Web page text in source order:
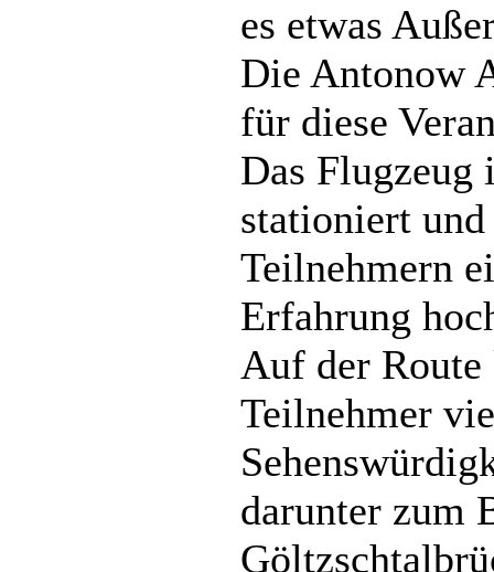
es etwas
Die Antonow
für diese
Das Flugzeug
stationiert
Teilnehmern
Erfahrung
Auf der Route
Teilnehmer
darunter zum